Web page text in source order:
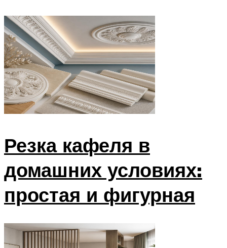
Резка кафеля в
домашних условиях:
простая и фигурная